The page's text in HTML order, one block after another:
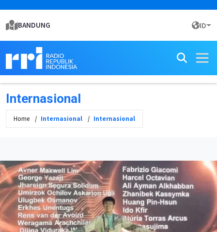
BANDUNG ID
Internasional
Home Internasional Internasional